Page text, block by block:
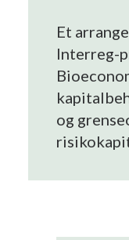
Et
Interreg-
og